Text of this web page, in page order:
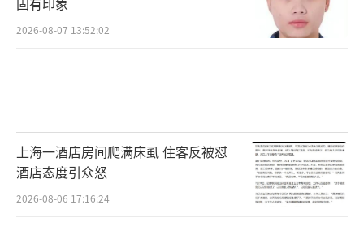
2026-08-07 13:52:02
上海一酒店房间爬满床虱 住客反被怼
酒店态度引众怒
2026-08-06 17:16:24